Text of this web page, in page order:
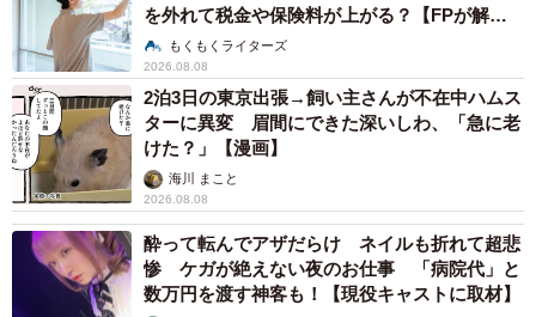
を外れて税金や保険料が上がる？【FPが解
説】もくもくライターズ
2026.08.08
2泊3日の東京出張→飼い主さんが不在中ハムス
ターに異変 眉間にできた深いしわ、「急に老
けた？」【漫画】
海川 まこと
2026.08.08
酔って転んでアザだらけ ネイルも折れて超悲
惨 ケガが絶えない夜のお仕事 「病院代」と
数万円を渡す神客も！【現役キャストに取材】